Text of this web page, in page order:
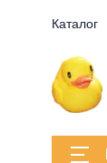
Каталог